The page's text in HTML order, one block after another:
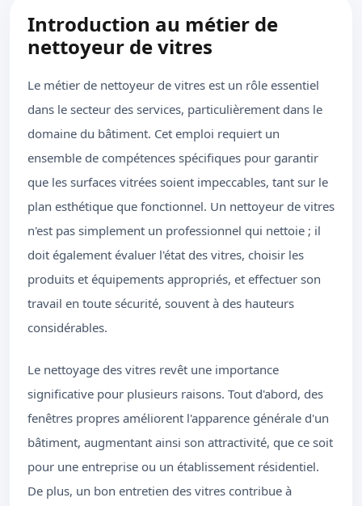
Introduction au métier de
nettoyeur de vitres
Le métier de nettoyeur de vitres est un rôle essentiel
dans le secteur des services, particulièrement dans le
domaine du bâtiment. Cet emploi requiert un
ensemble de compétences spécifiques pour garantir
que les surfaces vitrées soient impeccables, tant sur le
plan esthétique que fonctionnel. Un nettoyeur de vitres
n'est pas simplement un professionnel qui nettoie ; il
doit également évaluer l'état des vitres, choisir les
produits et équipements appropriés, et effectuer son
travail en toute sécurité, souvent à des hauteurs
considérables.
Le nettoyage des vitres revêt une importance
significative pour plusieurs raisons. Tout d'abord, des
fenêtres propres améliorent l'apparence générale d'un
bâtiment, augmentant ainsi son attractivité, que ce soit
pour une entreprise ou un établissement résidentiel.
De plus, un bon entretien des vitres contribue à